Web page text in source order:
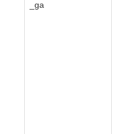
_ga